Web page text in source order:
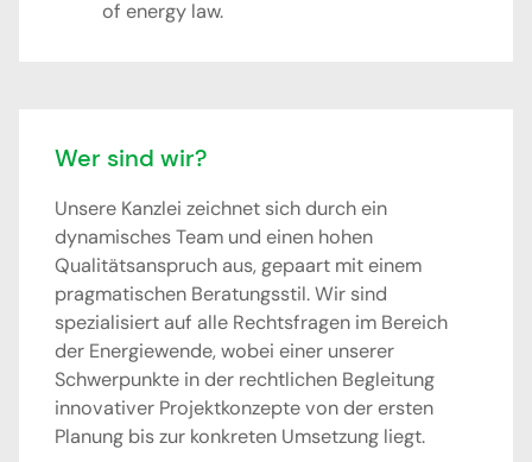
of energy law.
Wer sind wir?
Unsere Kanzlei zeichnet sich durch ein
dynamisches Team und einen hohen
Qualitätsanspruch aus, gepaart mit einem
pragmatischen Beratungsstil. Wir sind
spezialisiert auf alle Rechtsfragen im Bereich
der Energiewende, wobei einer unserer
Schwerpunkte in der rechtlichen Begleitung
innovativer Projektkonzepte von der ersten
Planung bis zur konkreten Umsetzung liegt.